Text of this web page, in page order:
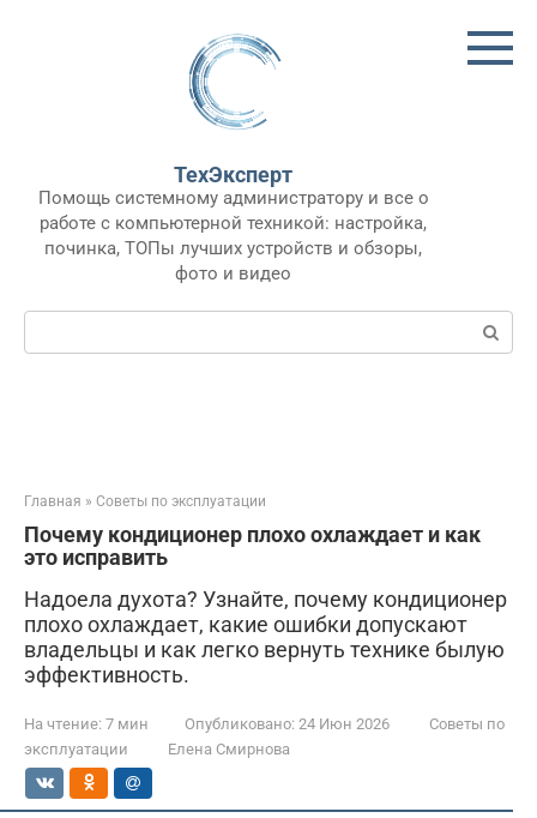
ТехЭксперт
Помощь системному администратору и все о
работе с компьютерной техникой: настройка,
починка, ТОПы лучших устройств и обзоры,
фото и видео
Поиск:
Главная » Советы по эксплуатации
Почему кондиционер плохо охлаждает и как
это исправить
Надоела духота? Узнайте, почему кондиционер
плохо охлаждает, какие ошибки допускают
владельцы и как легко вернуть технике былую
эффективность.
На чтение: 7 мин Опубликовано: 24 Июн 2026
Советы по
эксплуатации
Елена Смирнова